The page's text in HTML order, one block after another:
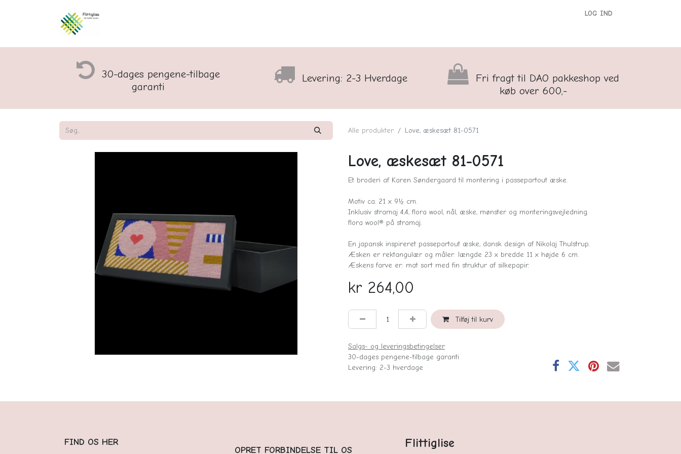
LOG IND
30-dages pengene-tilbage
garanti
Levering: 2-3 Hverdage
Fri fragt til DAO pakkeshop ved
køb over 600,-
Alle produkter Love, æskesæt 81-0571
Love, æskesæt 81-0571
Et broderi af Karen Søndergaard til montering i passepartout æske.
Motiv ca. 21 x 9½ cm.
Inklusiv stramaj 4,4, flora wool, nål, æske, mønster og monteringsvejledning.
flora wool® på stramaj.
En japansk inspireret passepartout æske, dansk design af Nikolaj Thulstrup.
Æsken er rektangulær og måler: længde 23 x bredde 11 x højde 6 cm.
Æskens farve er: mat sort med fin struktur af silkepapir.
kr 264,00
Tilføj til kurv
Salgs- og leveringsbetingelser
30-dages pengene-tilbage garanti
Levering: 2-3 hverdage
FIND OS HER
OPRET FORBINDELSE TIL OS
Flittiglise